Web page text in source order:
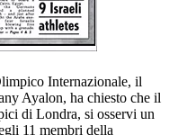
Internazionale, il
Ayalon, ha chiesto che il
di Londra, si osservi un
11 membri della